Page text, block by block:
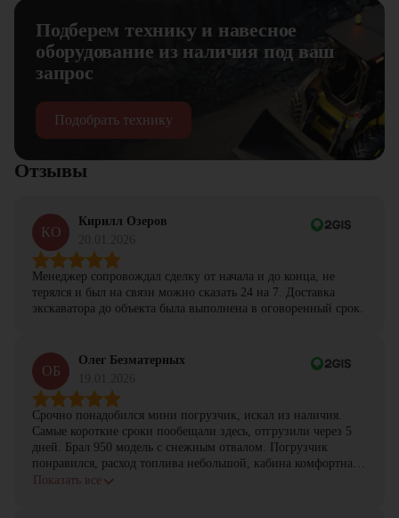
Подберем технику и навесное
оборудование из наличия под ваш
запрос
Подобрать технику
Отзывы
КО
Кирилл Озеров
Менеджер сопровождал сделку от начала и до конца, не
терялся и был на связи можно сказать 24 на 7. Доставка
экскаватора до объекта была выполнена в оговоренный срок.
ОБ
Олег Безматерных
Срочно понадобился мини погрузчик, искал из наличия.
Самые короткие сроки пообещали здесь, отгрузили через 5
дней. Брал 950 модель с снежным отвалом. Погрузчик
понравился, расход топлива небольшой, кабина комфортная,
с задачами справляется.
Показать все